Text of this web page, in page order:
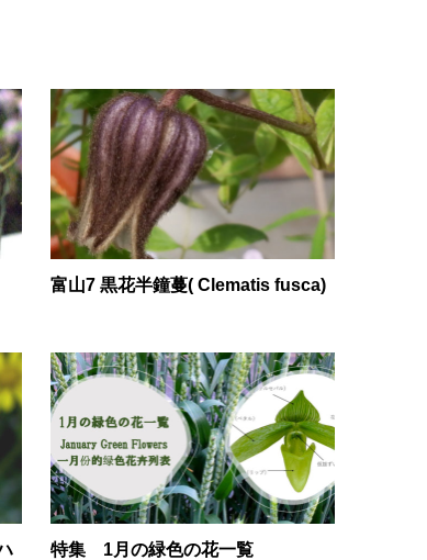
富山7 黒花半鐘蔓( Clematis fusca)
特集 1月の緑色の花一覧